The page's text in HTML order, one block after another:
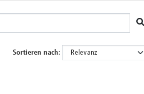
Sortieren nach